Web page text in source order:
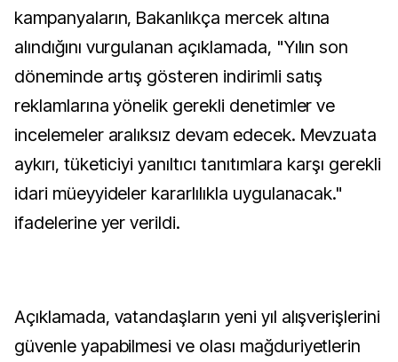
kampanyaların, Bakanlıkça mercek altına
alındığını vurgulanan açıklamada, "Yılın son
döneminde artış gösteren indirimli satış
reklamlarına yönelik gerekli denetimler ve
incelemeler aralıksız devam edecek. Mevzuata
aykırı, tüketiciyi yanıltıcı tanıtımlara karşı gerekli
idari müeyyideler kararlılıkla uygulanacak."
ifadelerine yer verildi.
Açıklamada, vatandaşların yeni yıl alışverişlerini
güvenle yapabilmesi ve olası mağduriyetlerin